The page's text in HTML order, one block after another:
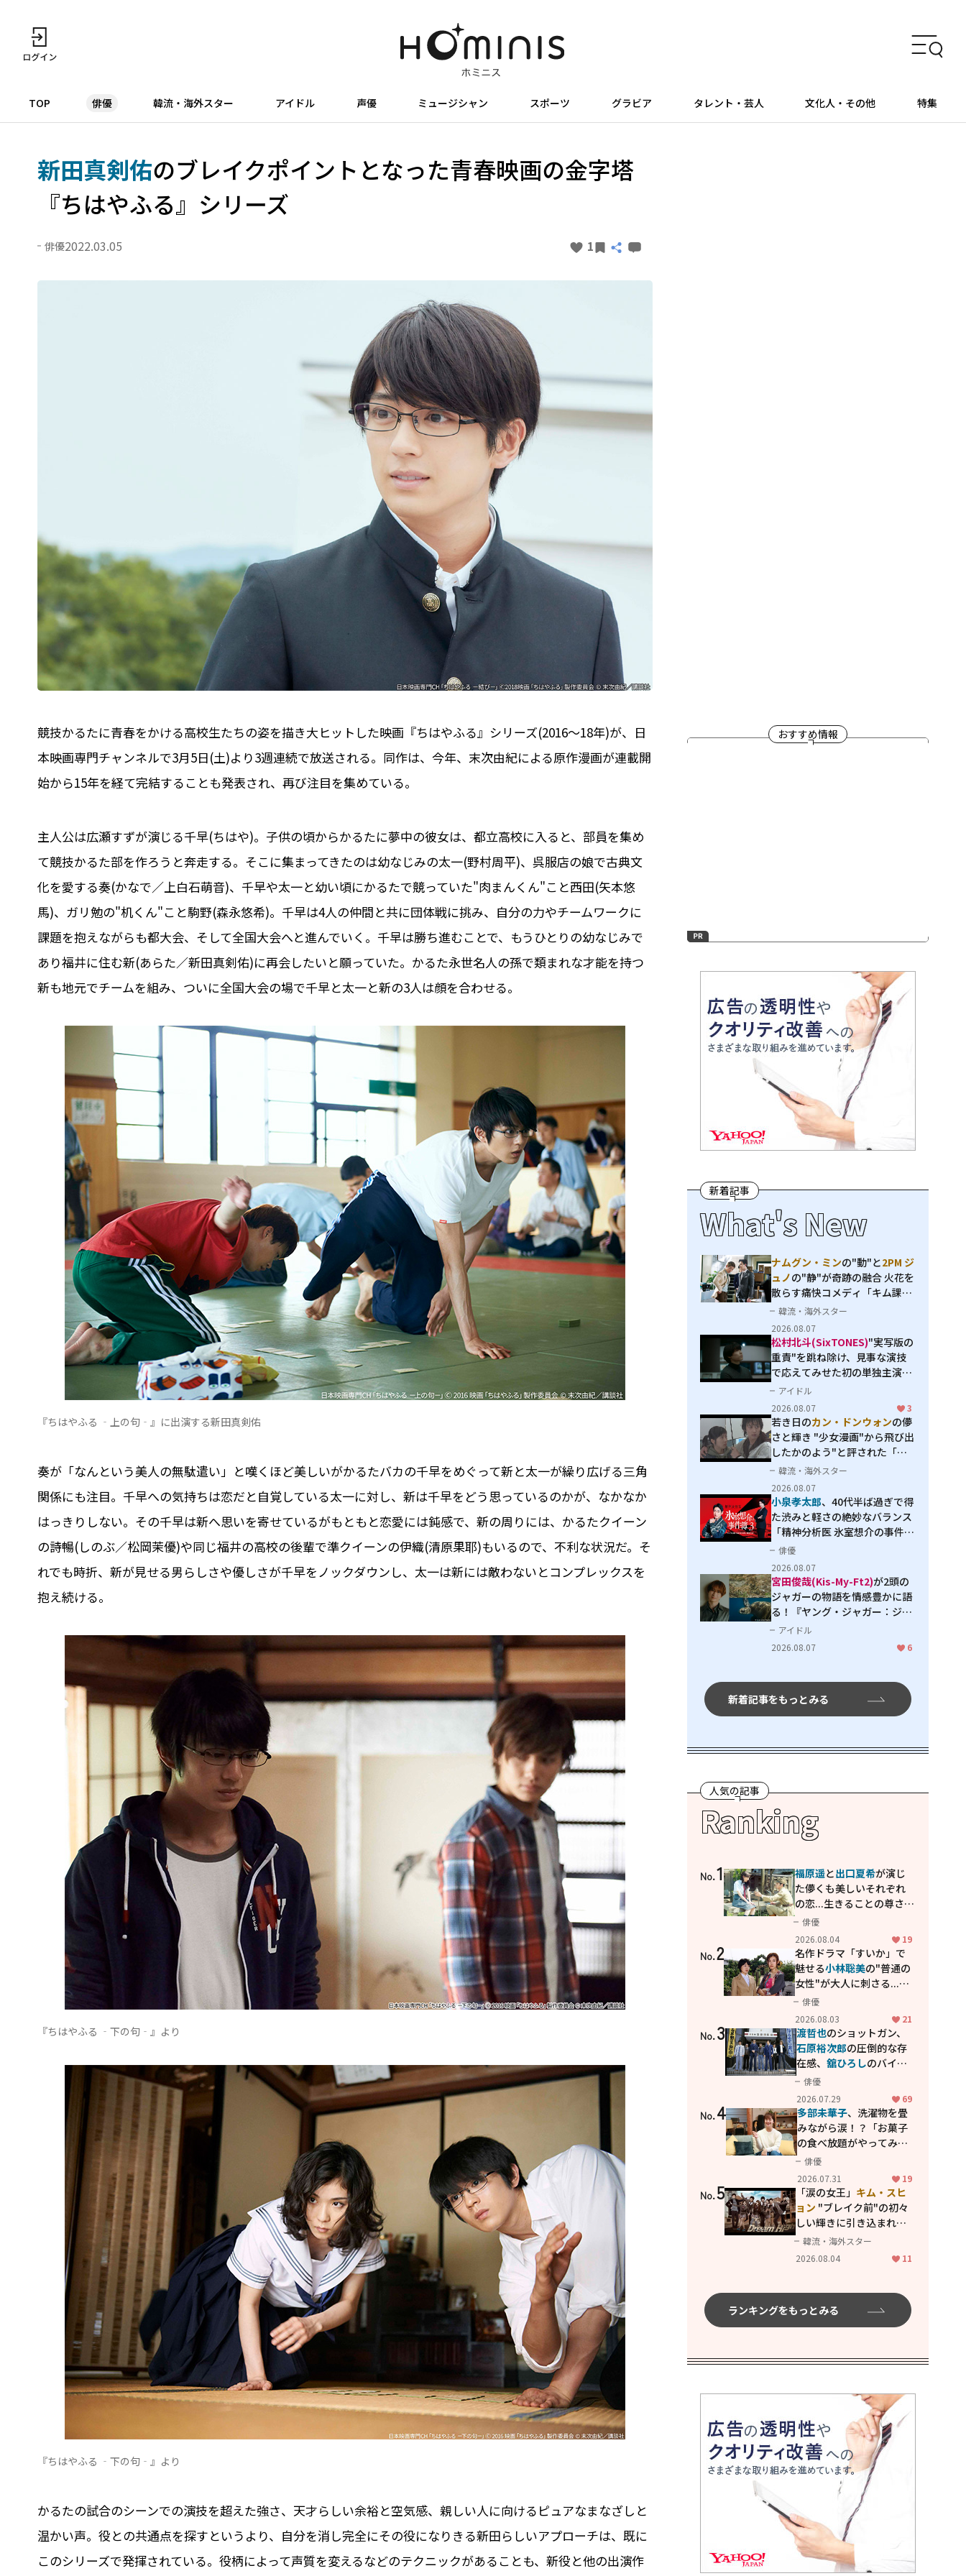
TOP 俳優 韓流・海外スター アイドル 声優 ミュージシャン スポーツ グラビア タレント・芸人 文化人・その他 特集
新田真剣佑のブレイクポイントとなった青春映画の金字塔
『ちはやふる』シリーズ
俳優2022.03.05 1
競技かるたに青春をかける高校生たちの姿を描き大ヒットした映画『ちはやふる』シリーズ(2016～18年)が、日
本映画専門チャンネルで3月5日(土)より3週連続で放送される。同作は、今年、末次由紀による原作漫画が連載開
始から15年を経て完結することも発表され、再び注目を集めている。
主人公は広瀬すずが演じる千早(ちはや)。子供の頃からかるたに夢中の彼女は、都立高校に入ると、部員を集め
て競技かるた部を作ろうと奔走する。そこに集まってきたのは幼なじみの太一(野村周平)、呉服店の娘で古典文
化を愛する奏(かなで／上白石萌音)、千早や太一と幼い頃にかるたで競っていた"肉まんくん"こと西田(矢本悠
馬)、ガリ勉の"机くん"こと駒野(森永悠希)。千早は4人の仲間と共に団体戦に挑み、自分の力やチームワークに
課題を抱えながらも都大会、そして全国大会へと進んでいく。千早は勝ち進むことで、もうひとりの幼なじみで
あり福井に住む新(あらた／新田真剣佑)に再会したいと願っていた。かるた永世名人の孫で類まれな才能を持つ
新も地元でチームを組み、ついに全国大会の場で千早と太一と新の3人は顔を合わせる。
『ちはやふる ‐上の句‐』に出演する新田真剣佑
奏が「なんという美人の無駄遣い」と嘆くほど美しいがかるたバカの千早をめぐって新と太一が繰り広げる三角
関係にも注目。千早への気持ちは恋だと自覚している太一に対し、新は千早をどう思っているのかが、なかなか
はっきりしない。その千早は新へ思いを寄せているがもともと恋愛には鈍感で、新の周りには、かるたクイーン
の詩暢(しのぶ／松岡茉優)や同じ福井の高校の後輩で準クイーンの伊織(清原果耶)もいるので、不利な状況だ。そ
れでも時折、新が見せる男らしさや優しさが千早をノックダウンし、太一は新には敵わないとコンプレックスを
抱え続ける。
『ちはやふる ‐下の句‐』より
『ちはやふる ‐下の句‐』より
かるたの試合のシーンでの演技を超えた強さ、天才らしい余裕と空気感、親しい人に向けるピュアなまなざしと
温かい声。役との共通点を探すというより、自分を消し完全にその役になりきる新田らしいアプローチは、既に
このシリーズで発揮されている。役柄によって声質を変えるなどのテクニックがあることも、新役と他の出演作
おすすめ情報
新着記事
What's New
ナムグン・ミンの"動"と2PM ジ
ュノの"静"が奇跡の融合 火花を
散らす痛快コメディ「キム課長
とソ理事～Bravo! Your Life
～」
韓流・海外スター
2026.08.07
松村北斗(SixTONES)"実写版の
重責"を跳ね除け、見事な演技
で応えてみせた初の単独主演映
画「秒速5センチメートル」
アイドル
2026.08.07
3
若き日のカン・ドンウォンの儚
さと輝き "少女漫画"から飛び出
したかのよう"と評された「オ
オカミの誘惑」
韓流・海外スター
2026.08.07
小泉孝太郎、40代半ば過ぎで得
た渋みと軽さの絶妙なバランス
「精神分析医 氷室想介の事件簿
３」で見せる進化
俳優
2026.08.07
宮田俊哉(Kis-My-Ft2)が2頭の
ジャガーの物語を情感豊かに語
る！『ヤング・ジャガー：ジャ
ングル王への道』『ジャガーと
ウミガメの物語：熱帯林の守護
アイドル
2026.08.07
6
新着記事をもっとみる
人気の記事
Ranking
No.1 福原遥と出口夏希が演じ
た儚くも美しいそれぞれ
の恋...生きることの尊さを
教えてくれた映画「あの
花が咲く丘で、君とまた出
会えたら。」
俳優
2026.08.04
19
No.2
名作ドラマ「すいか」で
魅せる小林聡美の"普通の
女性"が大人に刺さる...映
画「かもめ食堂」にも通
じる静かな芝居
俳優
2026.08.03
21
No.3 渡哲也のショットガン、
石原裕次郎の圧倒的な存
在感、舘ひろしのバイク
アクション！"大門軍
団"のカッコよさが詰まっ
た「西部警察 PART-II」
俳優
2026.07.29
69
No.4 多部未華子、洗濯物を畳
みながら涙！？「お菓子
の食べ放題がやってみた
い」ハンディファン4台の
暑さ対策も明かす
俳優
2026.07.31
19
No.5 「涙の女王」 キム・スヒ
ョン "ブレイク前"の初々
しい輝きに引き込まれ
る...2PM テギョン
共演の青春名作「ドリー
韓流・海外スター
2026.08.04
11
ランキングをもっとみる